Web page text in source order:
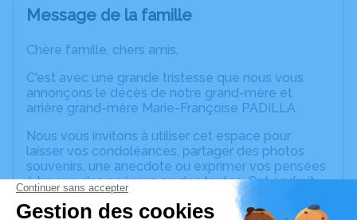
Message de la famille
Chère famille, chers amis,
C'est avec une grande tristesse que nous vous
annonçons le décès de notre grand-mère et
arrière grand-mère Marie-Françoise PADILLA.
Nous vous invitons à utiliser cet espace pour
laisser vos condoléances, partager des photos
souvenirs, une anecdote ou exprimer vos pensées
à travers des poèmes ou des textes. Cet endroit
est un lieu d'expression dédié à honorer la
mémoire de Marie-Françoise PADILLA.